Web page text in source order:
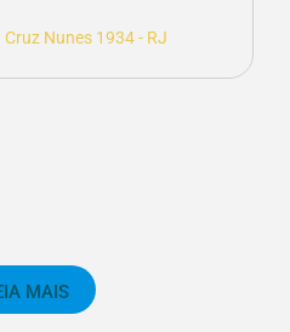
Nunes 1934 - RJ
MAIS